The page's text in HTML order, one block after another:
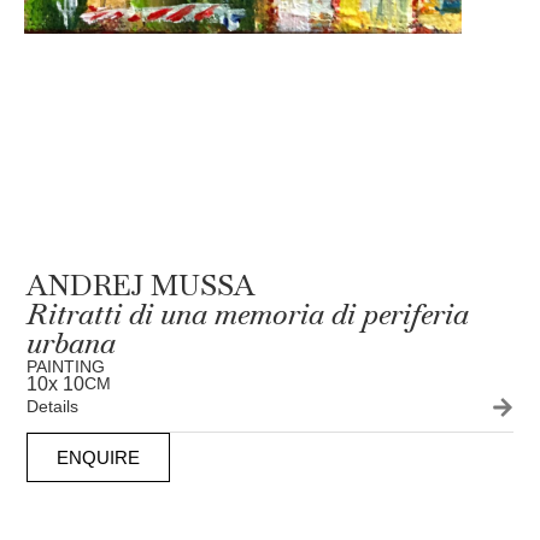
ANDREJ MUSSA
Ritratti di una memoria di periferia
urbana
PAINTING
10x 10CM
Details
ENQUIRE